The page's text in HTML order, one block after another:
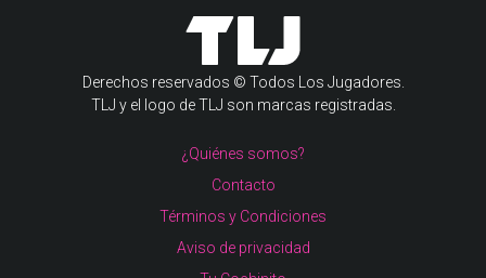
Derechos reservados © Todos Los Jugadores.
TLJ y el logo de TLJ son marcas registradas.
¿Quiénes somos?
Contacto
Términos y Condiciones
Aviso de privacidad